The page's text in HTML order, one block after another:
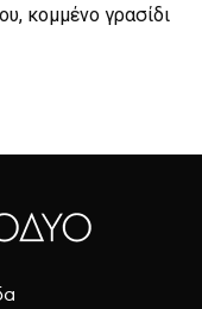
κομμένο γρασίδι